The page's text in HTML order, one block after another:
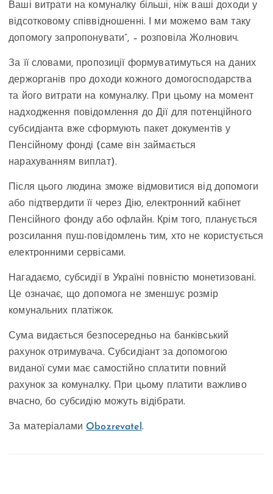
Ваші витрати на комуналку більші, ніж ваші доходи у
відсотковому співвідношенні. І ми можемо вам таку
допомогу запропонувати”, – розповіла Жолнович.
За її словами, пропозиції формуватимуться на даних
держорганів про доходи кожного домогосподарства
та його витрати на комуналку. При цьому на момент
надходження повідомлення до Дії для потенційного
субсидіанта вже сформують пакет документів у
Пенсійному фонді (саме він займається
нарахуванням виплат).
Після цього людина зможе відмовитися від допомоги
або підтвердити її через Дію, електронний кабінет
Пенсійного фонду або офлайн. Крім того, планується
розсилання пуш-повідомлень тим, хто не користується
електронними сервісами.
Нагадаємо, субсидії в Україні повністю монетизовані.
Це означає, що допомога не зменшує розмір
комунальних платіжок.
Сума видається безпосередньо на банківський
рахунок отримувача. Субсидіант за допомогою
виданої суми має самостійно сплатити повний
рахунок за комуналку. При цьому платити важливо
вчасно, бо субсидію можуть відібрати.
За матеріалами Obozrevatel.